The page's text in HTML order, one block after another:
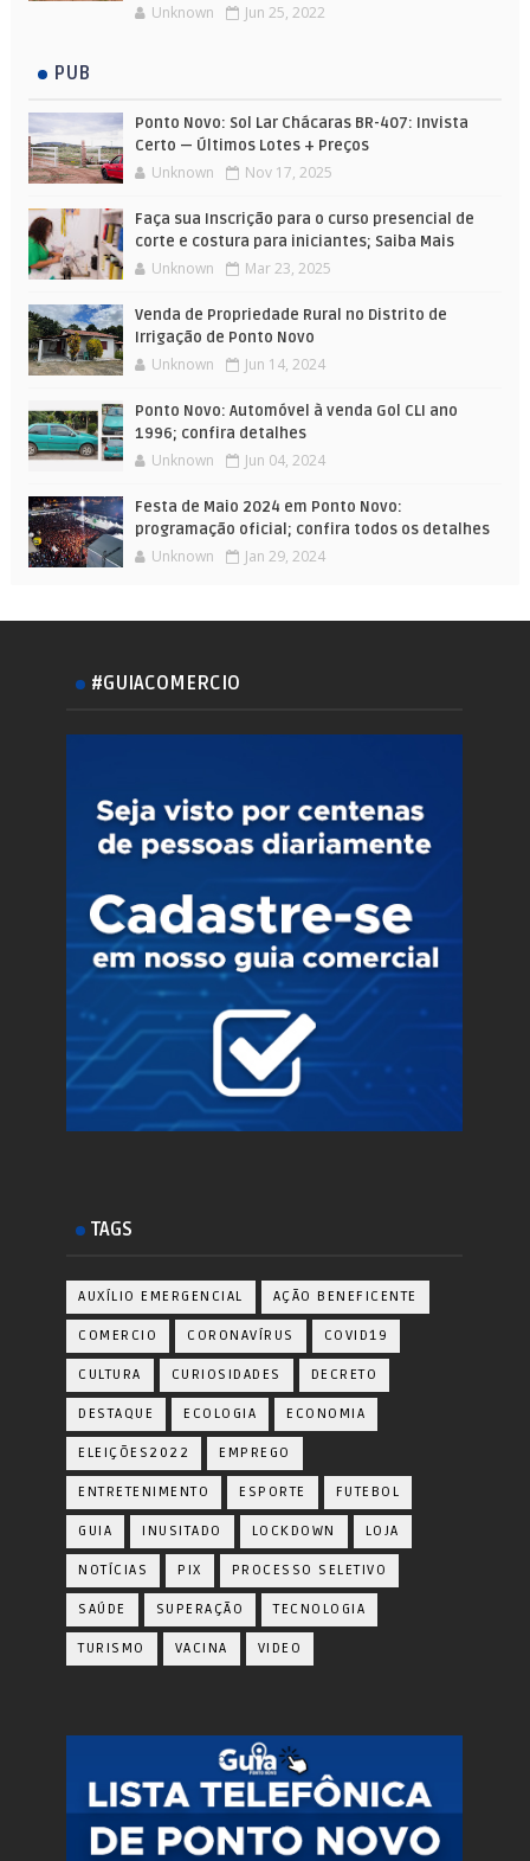
Unknown Jun 25, 2022
PUB
Ponto Novo: Sol Lar Chácaras BR-407: Invista
Certo — Últimos Lotes + Preços
Unknown Nov 17, 2025
Faça sua Inscrição para o curso presencial de
corte e costura para iniciantes; Saiba Mais
Unknown Mar 23, 2025
Venda de Propriedade Rural no Distrito de
Irrigação de Ponto Novo
Unknown Jun 14, 2024
Ponto Novo: Automóvel à venda Gol CLI ano
1996; confira detalhes
Unknown Jun 04, 2024
Festa de Maio 2024 em Ponto Novo:
programação oficial; confira todos os detalhes
Unknown Jan 29, 2024
#GUIACOMERCIO
TAGS
AUXÍLIO EMERGENCIAL AÇÃO BENEFICENTE
COMERCIO CORONAVÍRUS COVID19
CULTURA CURIOSIDADES DECRETO
DESTAQUE ECOLOGIA ECONOMIA
ELEIÇÕES2022 EMPREGO
ENTRETENIMENTO ESPORTE FUTEBOL
GUIA INUSITADO LOCKDOWN LOJA
NOTÍCIAS PIX PROCESSO SELETIVO
SAÚDE SUPERAÇÃO TECNOLOGIA
TURISMO VACINA VIDEO